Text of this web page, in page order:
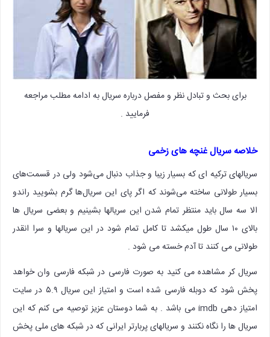
برای بحث و تبادل نظر و مفصل درباره سریال به ادامه مطلب مراجعه
فرمایید .
خلاصه سریال غنچه های زخمی
سریالهای ترکیه ای که بسیار زیبا و جذاب دنبال می‌شود ولی در قسمت‌های
بسیار طولانی ساخته می‌شوند که اگر پای این سریال‌ها گرم بشویید راندو
الا سه سال باید منتظر تمام شدن این سریالها بشینیم و بعضی سریال ها
بالای ۱۰ سال طول میکشد تا کامل تمام شود در این سریالها و سرا انقدر
طولانی می کنند تا آدم خسته می شود .
سریال کر مشاهده می کنید به صورت فارسی در شبکه فارسی وان خواهد
پخش شود که دوبله فارسی شده است و امتیاز این سریال ۵.۹ در سایت
امتیاز دهی imdb می باشد . به شما دوستان عزیز توصیه می کنم که این
سریال ها را نگاه نکنند و سریالهای پربارتر ایرانی که در شبکه های ملی پخش